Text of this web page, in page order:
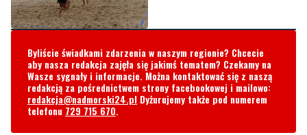
Byliście świadkami zdarzenia w naszym regionie? Chcecie
aby nasza redakcja zajęła się jakimś tematem? Czekamy na
Wasze sygnały i informacje. Można kontaktować się z naszą
redakcją za pośrednictwem strony facebookowej i mailowo:
redakcja@nadmorski24.pl Dyżurujemy także pod numerem
telefonu 729 715 670.